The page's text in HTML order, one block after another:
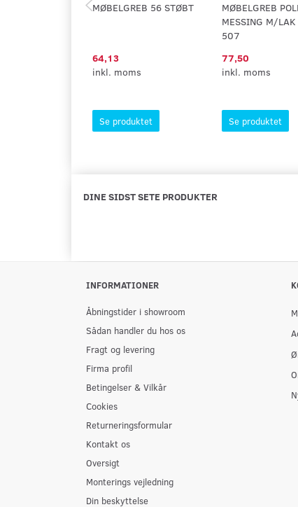
MØBELGREB 56 STØBT
64,13
inkl. moms
Se produktet
MØBELGREB
MESSING M/
507
77,50
inkl. moms
Se produktet
DINE SIDST SETE PRODUKTER
INFORMATIONER
Åbningstider i showroom
Sådan handler du hos os
Fragt og levering
Firma profil
Betingelser & Vilkår
Cookies
Returneringsformular
Kontakt os
Oversigt
Monterings vejledning
Din beskyttelse